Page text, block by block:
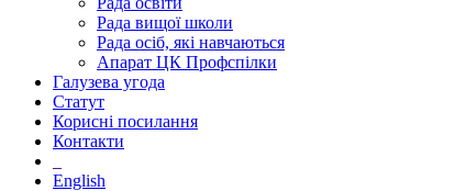
Рада вищої школи
Рада осіб, які навчаються
Апарат ЦК Профспілки
Галузева угода
Статут
Корисні посилання
Контакти
English